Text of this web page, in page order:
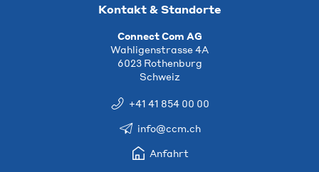
Kontakt & Standorte
Connect Com AG
Wahligenstrasse 4A
6023 Rothenburg
Schweiz
+41 41 854 00 00
info@ccm.ch
Anfahrt